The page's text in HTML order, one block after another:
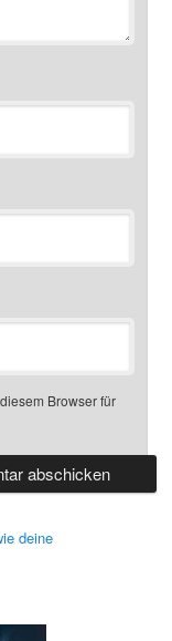
Browser für
deine